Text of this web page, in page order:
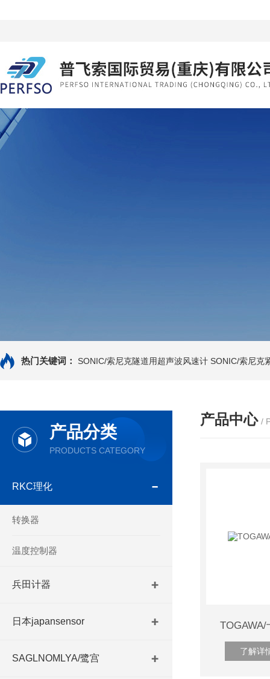
热门关键词： SONIC/索尼克隧道用超声波风速计 SONIC/索尼克
产品分类
PRODUCTS CATEGORY
RKC理化
转换器
温度控制器
兵田计器
日本japansensor
SAGLNOMLYA/鹭宫
产品中心 /
了解详